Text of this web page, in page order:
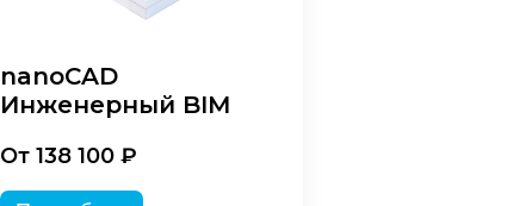
nanoCAD
Инженерный BIM
От 138 100 ₽